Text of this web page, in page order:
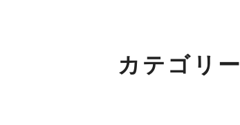
長寿・還暦祝い
カテゴリー